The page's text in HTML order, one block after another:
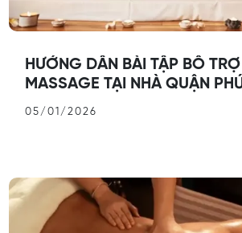
HƯỚNG DẪN BÀI TẬP BỔ TRỢ
MASSAGE TẠI NHÀ QUẬN
05/01/2026